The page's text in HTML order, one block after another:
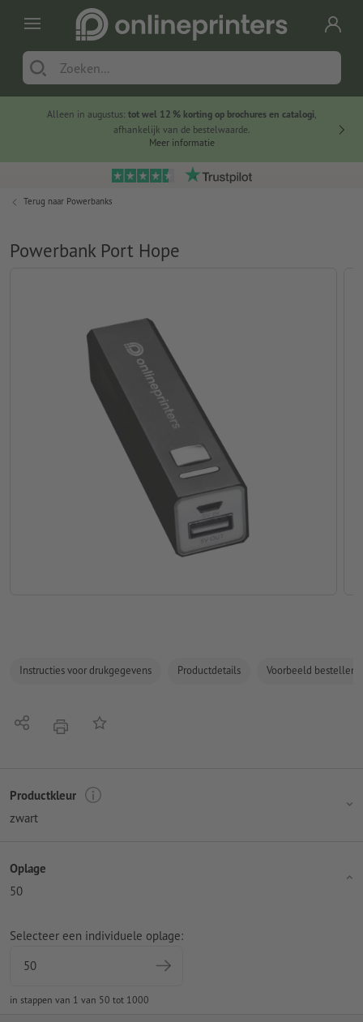
Alleen in augustus: tot wel 12 % korting op brochures en catalogi,
afhankelijk van de bestelwaarde.
Meer informatie
Terug naar Powerbanks
Powerbank Port Hope
Instructies voor drukgegevens Productdetails Voorbeeld bestellen
Delen afdrukkenOp de lijst
Productkleur
zwart
Oplage
50
Selecteer een individuele oplage:
in stappen van 1 van 50 tot 1000